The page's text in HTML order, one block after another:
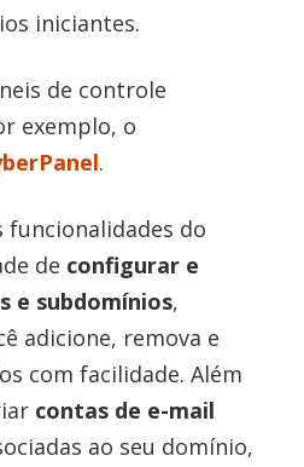
iniciantes.
de controle
exemplo, o
.
funcionalidades do
de configurar e
e subdomínios,
adicione, remova e
com facilidade. Além
contas de e-mail
ao seu domínio,